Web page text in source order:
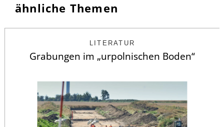
ähnliche Themen
LITERATUR
Grabungen im „urpolnischen Boden“